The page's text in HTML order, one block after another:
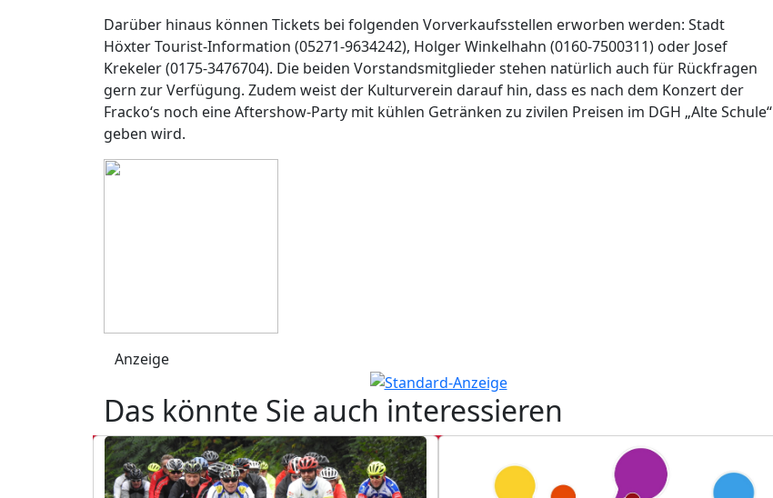
Darüber hinaus können Tickets bei folgenden Vorverkaufsstellen erworben werden: Stadt
Höxter Tourist-Information (05271-9634242), Holger Winkelhahn (0160-7500311) oder Josef
Krekeler (0175-3476704). Die beiden Vorstandsmitglieder stehen natürlich auch für Rückfragen
gern zur Verfügung. Zudem weist der Kulturverein darauf hin, dass es nach dem Konzert der
Fracko‘s noch eine Aftershow-Party mit kühlen Getränken zu zivilen Preisen im DGH „Alte Schule“
geben wird.
Anzeige
Das könnte Sie auch interessieren